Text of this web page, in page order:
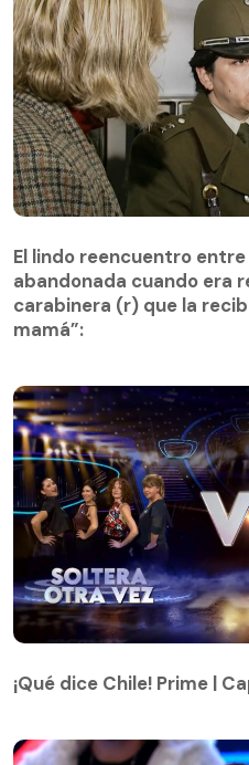
abandonada cuando era
carabinera (r) que la
mamá”:
El lindo reencuentro
abandonada cuando era
carabinera (r) que la
mamá”:
¡Qué dice Chile! Prime |